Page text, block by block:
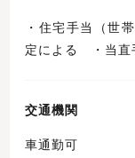
・住宅手当（世
定による ・当直
交通機関
車通勤可